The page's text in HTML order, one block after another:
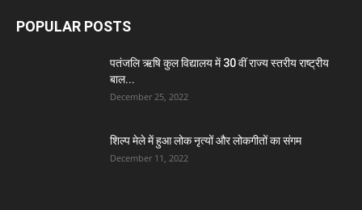
POPULAR POSTS
पतंजलि ऋषि कुल विद्यालय में 30 वीं राज्य स्तरीय राष्ट्रीय
बाल...
December 25, 2022
शिल्प मेले में हुआ लोक नृत्यों और लोकगीतों का संगम
December 11, 2022